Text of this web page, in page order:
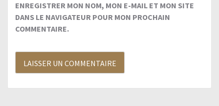
ENREGISTRER MON NOM, MON E-MAIL ET MON SITE
DANS LE NAVIGATEUR POUR MON PROCHAIN
COMMENTAIRE.